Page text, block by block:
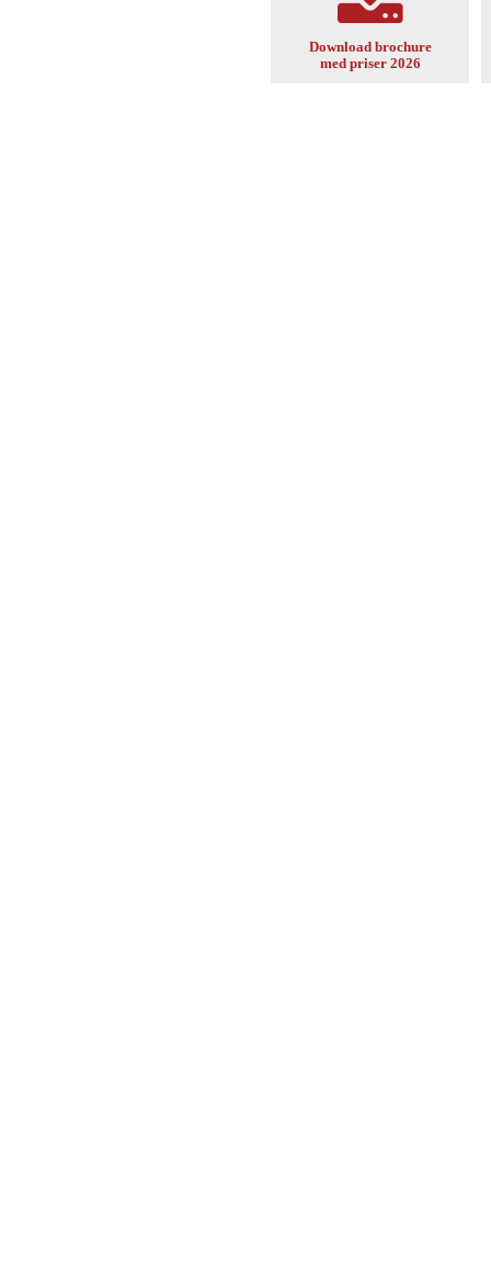
Download brochure
med priser 2026